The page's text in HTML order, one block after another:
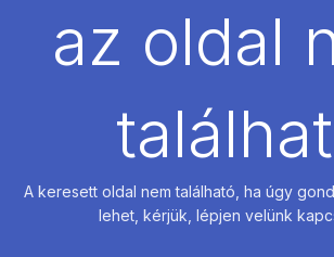
az oldal
A keresett oldal nem található, ha úgy
lehet, kérjük, lépjen velünk